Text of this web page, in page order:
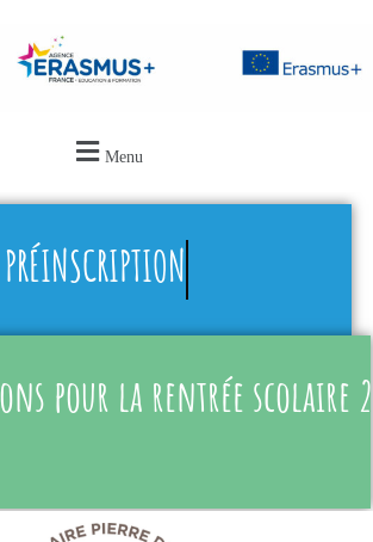
Menu
PRÉINSCRIPTION
pour la rentrée scolaire